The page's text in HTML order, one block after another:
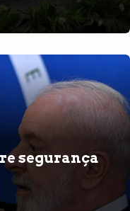
segurança